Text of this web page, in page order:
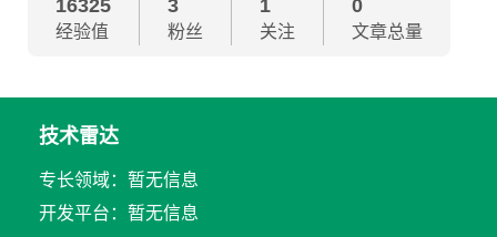
16325
经验值
3
粉丝
1
关注
0
文章总量
技术雷达
专长领域：暂无信息
开发平台：暂无信息